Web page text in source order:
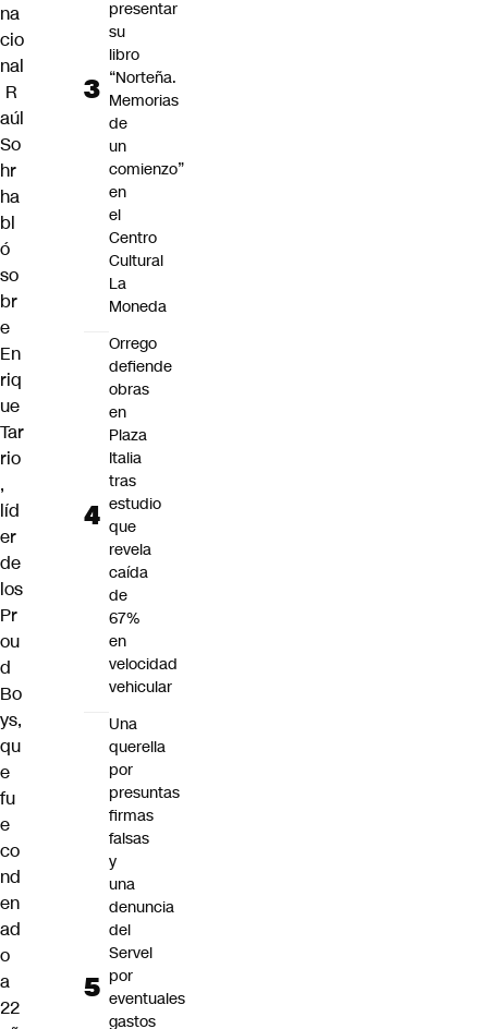
na
cio
nal
R
aúl
So
hr
ha
bl
ó
so
br
e
En
riq
ue
Tar
rio
,
líd
er
de
los
Pr
ou
d
Bo
ys,
qu
e
fu
e
co
nd
en
ad
o
a
22
presentar
su
libro
“Norteña.
Memorias
de
un
comienzo”
en
el
Centro
Cultural
La
Moneda
Orrego
defiende
obras
en
Plaza
Italia
tras
estudio
que
revela
caída
de
67%
en
velocidad
vehicular
Una
querella
por
presuntas
firmas
falsas
y
una
denuncia
del
Servel
por
eventuales
gastos